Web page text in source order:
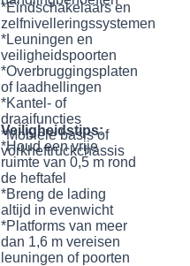
*Eindschakelaars en
zelfnivelleringssystemen
*Leuningen en
veiligheidspoorten
*Overbruggingsplaten
of laadhellingen
*Kantel- of
draaifuncties
*Mobiele basis of
vorkheftruckchassis
Veiligheidstips:
*Houd een vrije
ruimte van 0,5 m rond
de heftafel
*Breng de lading
altijd in evenwicht
*Platforms van meer
dan 1,6 m vereisen
leuningen of poorten